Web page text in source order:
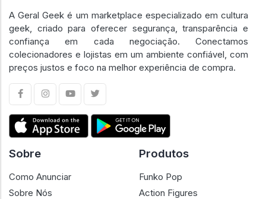
A Geral Geek é um marketplace especializado em cultura
geek, criado para oferecer segurança, transparência e
confiança em cada negociação. Conectamos
colecionadores e lojistas em um ambiente confiável, com
preços justos e foco na melhor experiência de compra.
Sobre
Como Anunciar
Sobre Nós
Produtos
Funko Pop
Action Figures